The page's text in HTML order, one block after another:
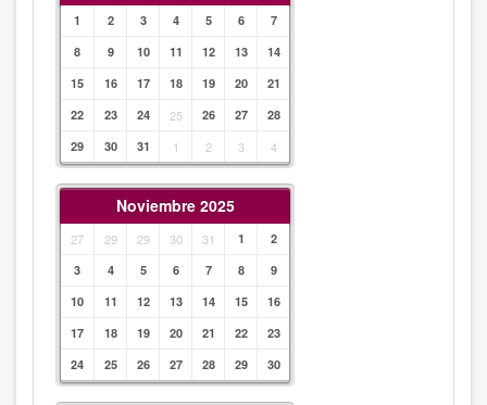
1 2 3 4 5 6
7
8
9 10 11 12 13
14
15
16 17 18 19 20
21
22
23 24 25 26 27
28
29
30 31 1 2 3 4
Noviembre 2025
27 29 29 30 31 1
2
3
4 5 6 7 8
9
10
11 12 13 14 15
16
17
18 19 20 21 22
23
24
25 26 27 28 29 30